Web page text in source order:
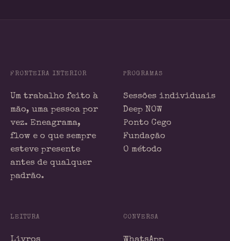
FRONTEIRA INTERIOR
Um trabalho feito à
mão, uma pessoa por
vez. Eneagrama,
flow e o que sempre
esteve presente
antes de qualquer
padrão.
PROGRAMAS
Sessões individuais
Deep NOW
Ponto Cego
Fundação
O método
LEITURA CONVERSA